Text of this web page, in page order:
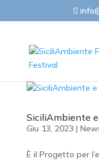
SiciliAmbiente
Giu 13, 2023 |
È il Progetto per